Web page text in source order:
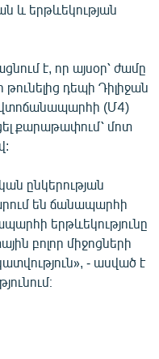
և երթևեկության
է, որ այսօր՝ ժամը
դեպի Դիլիջան
(Մ4)
քարաթափում՝ մոտ
ընկերության
են ճանապարհի
երթևեկությունը
բոլոր միջոցների
- ասված է